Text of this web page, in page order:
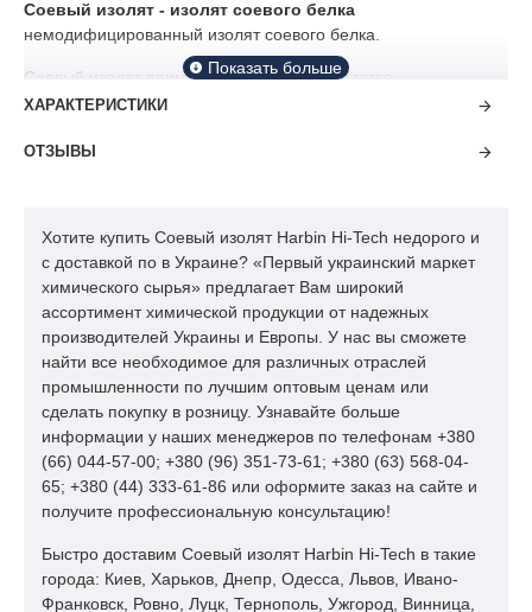
Соевый изолят - изолят соевого белка
немодифицированный изолят соевого белка.
Соевый изолят применяется при производстве
эмульгированных и грубоизмельченных рыбо- и
хлебобулочных, мучных кондитерских изделий, супов,
вареных колбас, сосисок, сарделек и мясных хлебов
высшего, первого и второго сортов;
полукопченых, варено-копченых и сырокопченых
колбас;
фрикаделек, фарша, пельменей и т.д.); крабовых
Соевый изолят - преимущества использования:
делает продукт легко нарезаемым, максимально
улучшение консистенции, сочности, нежности и
товарного вида продуктов;
ХАРАКТЕРИСТИКИ
ОТЗЫВЫ
Хотите купить Соевый изолят Harbin Hi-Tech недорого и
с доставкой по в Украине? «Первый украинский маркет
химического сырья» предлагает Вам широкий
ассортимент химической продукции от надежных
производителей Украины и Европы. У нас вы сможете
найти все необходимое для различных отраслей
промышленности по лучшим оптовым ценам или
сделать покупку в розницу. Узнавайте больше
информации у наших менеджеров по телефонам +380
(66) 044-57-00; +380 (96) 351-73-61; +380 (63) 568-04-
65; +380 (44) 333-61-86 или оформите заказ на сайте и
получите профессиональную консультацию!
Быстро доставим Соевый изолят Harbin Hi-Tech в такие
города: Киев, Харьков, Днепр, Одесса, Львов, Ивано-
Франковск, Ровно, Луцк, Тернополь, Ужгород, Винница,